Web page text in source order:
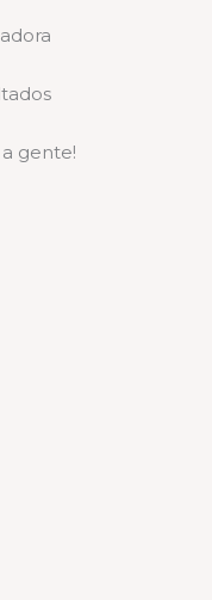
gente!